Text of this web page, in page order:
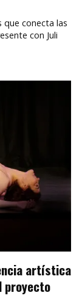
que conecta las
con Juli
artística
proyecto